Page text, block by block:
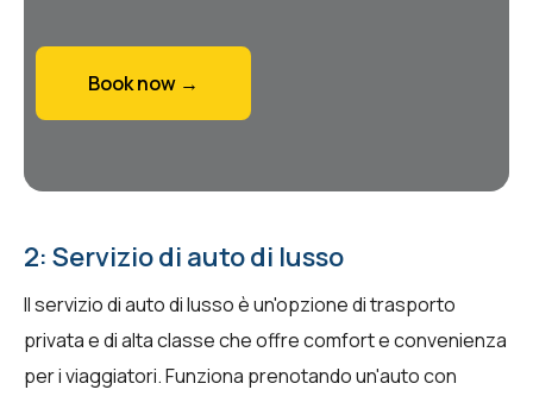
Book now →
2: Servizio di auto di lusso
Il servizio di auto di lusso è un'opzione di trasporto
privata e di alta classe che offre comfort e convenienza
per i viaggiatori. Funziona prenotando un'auto con